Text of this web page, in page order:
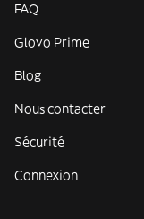
FAQ
Glovo Prime
Blog
Nous contacter
Sécurité
Connexion